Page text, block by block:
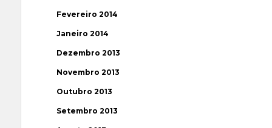
Fevereiro 2014
Janeiro 2014
Dezembro 2013
Novembro 2013
Outubro 2013
Setembro 2013